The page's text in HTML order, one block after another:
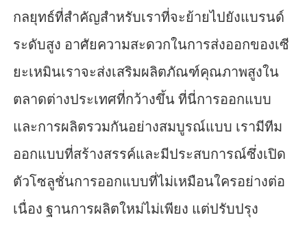
กลยุทธ์ที่สำคัญสำหรับเราที่จะย้ายไปยังแบรนด์
ระดับสูง อาศัยความสะดวกในการส่งออกของเซี
ยะเหมินเราจะส่งเสริมผลิตภัณฑ์คุณภาพสูงใน
ตลาดต่างประเทศที่กว้างขึ้น ที่นี่การออกแบบ
และการผลิตรวมกันอย่างสมบูรณ์แบบ เรามีทีม
ออกแบบที่สร้างสรรค์และมีประสบการณ์ซึ่งเปิด
ตัวโซลูชั่นการออกแบบที่ไม่เหมือนใครอย่างต่อ
เนื่อง ฐานการผลิตใหม่ไม่เพียง แต่ปรับปรุง